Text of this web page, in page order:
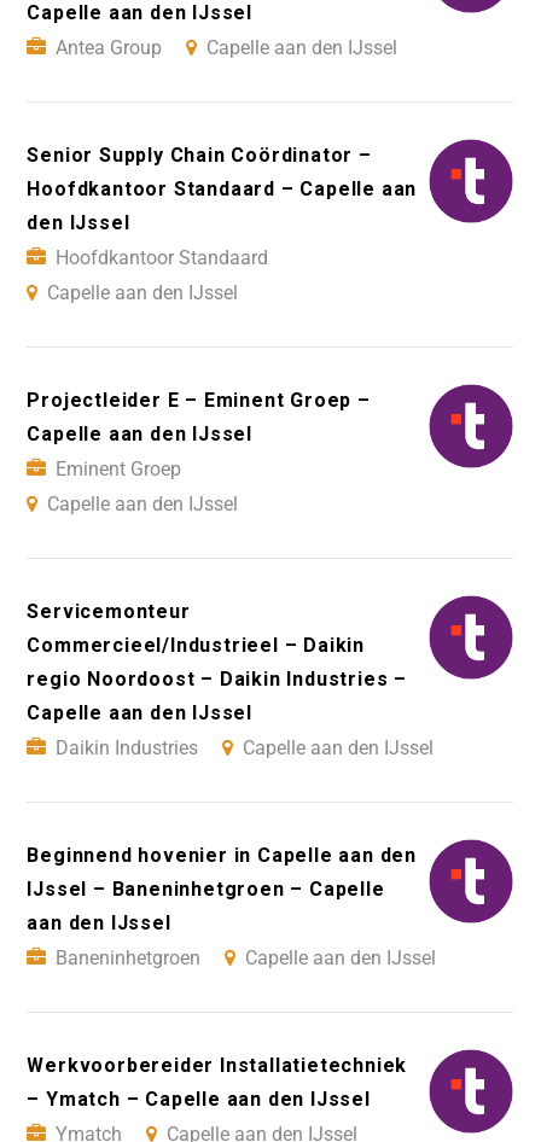
Capelle aan den IJssel
Antea Group
Capelle aan den IJssel
Senior Supply Chain Coördinator –
Hoofdkantoor Standaard – Capelle aan
den IJssel
Hoofdkantoor Standaard
Capelle aan den IJssel
Projectleider E – Eminent Groep –
Capelle aan den IJssel
Eminent Groep
Capelle aan den IJssel
Servicemonteur
Commercieel/Industrieel – Daikin
regio Noordoost – Daikin Industries –
Capelle aan den IJssel
Daikin Industries
Capelle aan den IJssel
Beginnend hovenier in Capelle aan den
IJssel – Baneninhetgroen – Capelle
aan den IJssel
Baneninhetgroen
Capelle aan den IJssel
Werkvoorbereider Installatietechniek
– Ymatch – Capelle aan den IJssel
Ymatch
Capelle aan den IJssel